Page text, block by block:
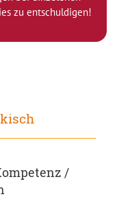
zu entschuldigen!
/